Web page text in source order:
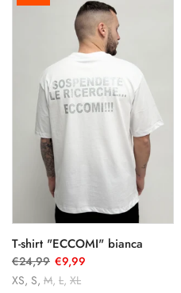
T-shirt "ECCOMI" bianca
€24,99 €9,99
XS S M L XL